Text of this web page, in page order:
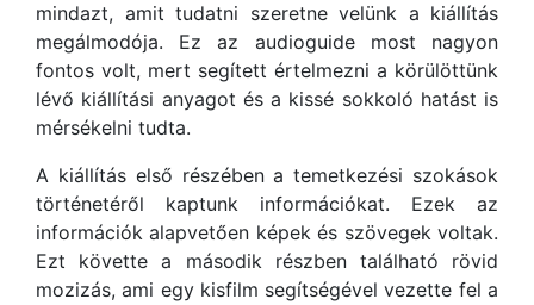
mindazt, amit tudatni szeretne velünk a kiállítás
megálmodója. Ez az audioguide most nagyon
fontos volt, mert segített értelmezni a körülöttünk
lévő kiállítási anyagot és a kissé sokkoló hatást is
mérsékelni tudta.
A kiállítás első részében a temetkezési szokások
történetéről kaptunk információkat. Ezek az
információk alapvetően képek és szövegek voltak.
Ezt követte a második részben található rövid
mozizás, ami egy kisfilm segítségével vezette fel a